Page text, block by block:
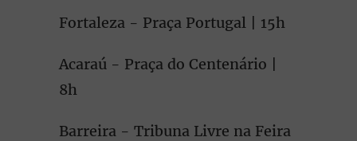
Fortaleza - Praça Portugal | 15h
Acaraú - Praça do Centenário |
8h
Barreira - Tribuna Livre na Feira